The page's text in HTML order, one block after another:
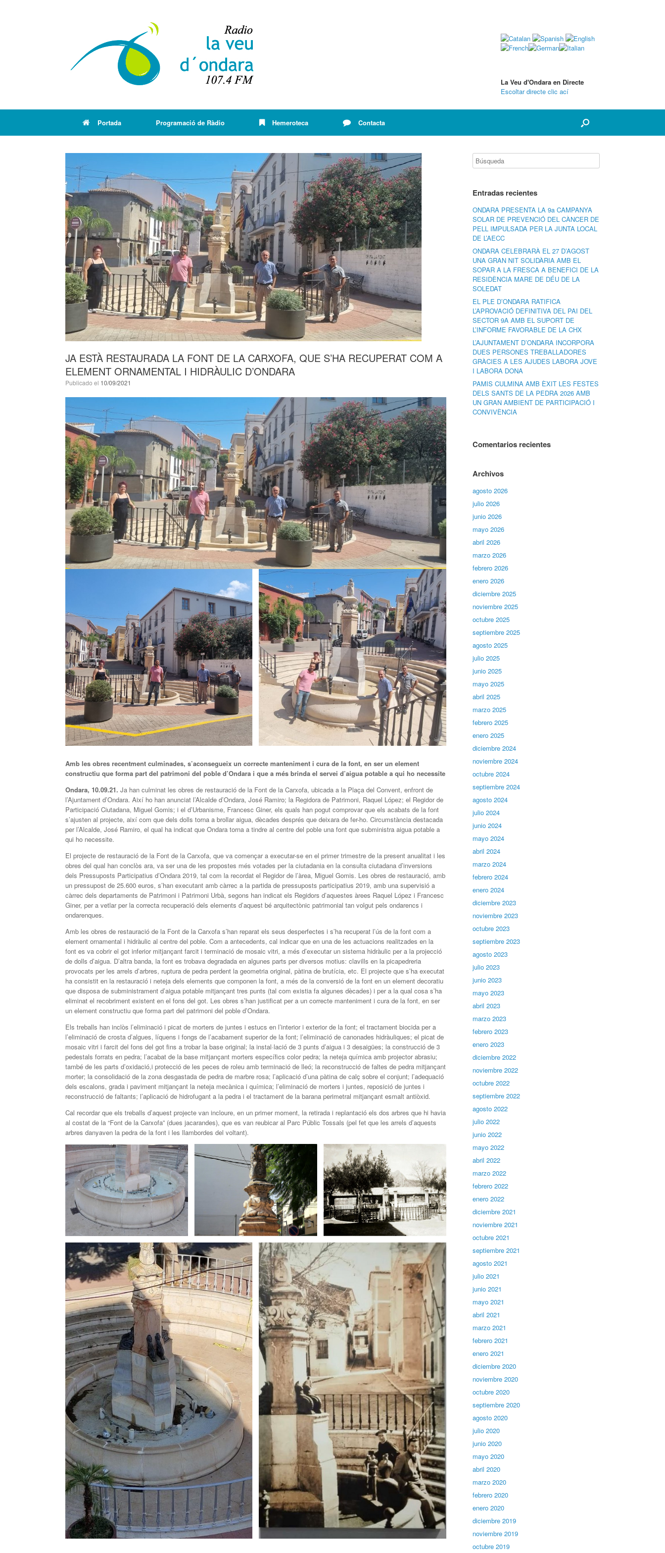
La Veu d'Ondara en Directe
Escoltar directe clic ací
Portada Programació de Ràdio Hemeroteca Contacta
JA ESTÀ RESTAURADA LA FONT DE LA CARXOFA, QUE S’HA RECUPERAT COM A
ELEMENT ORNAMENTAL I HIDRÀULIC D’ONDARA
Publicado el 10/09/2021
Amb les obres recentment culminades, s’aconsegueix un correcte manteniment i cura de la font, en ser un element
constructiu que forma part del patrimoni del poble d’Ondara i que a més brinda el servei d’aigua potable a qui ho necessite
Ondara, 10.09.21. Ja han culminat les obres de restauració de la Font de la Carxofa, ubicada a la Plaça del Convent, enfront de
l’Ajuntament d’Ondara. Així ho han anunciat l’Alcalde d’Ondara, José Ramiro; la Regidora de Patrimoni, Raquel López; el Regidor de
Participació Ciutadana, Miguel Gomis; i el d’Urbanisme, Francesc Giner, els quals han pogut comprovar que els acabats de la font
s’ajusten al projecte, així com que dels dolls torna a brollar aigua, dècades després que deixara de fer-ho. Circumstància destacada
per l’Alcalde, José Ramiro, el qual ha indicat que Ondara torna a tindre al centre del poble una font que subministra aigua potable a
qui ho necessite.
El projecte de restauració de la Font de la Carxofa, que va començar a executar-se en el primer trimestre de la present anualitat i les
obres del qual han conclòs ara, va ser una de les propostes més votades per la ciutadania en la consulta ciutadana d’inversions
dels Pressuposts Participatius d’Ondara 2019, tal com la recordat el Regidor de l’àrea, Miguel Gomis. Les obres de restauració, amb
un pressupost de 25.600 euros, s’han executant amb càrrec a la partida de pressuposts participatius 2019, amb una supervisió a
càrrec dels departaments de Patrimoni i Patrimoni Urbà, segons han indicat els Regidors d’aquestes àrees Raquel López i Francesc
Giner, per a vetlar per la correcta recuperació dels elements d’aquest bé arquitectònic patrimonial tan volgut pels ondarencs i
ondarenques.
Amb les obres de restauració de la Font de la Carxofa s’han reparat els seus desperfectes i s’ha recuperat l’ús de la font com a
element ornamental i hidràulic al centre del poble. Com a antecedents, cal indicar que en una de les actuacions realitzades en la
font es va cobrir el got inferior mitjançant farcit i terminació de mosaic vitri, a més d’executar un sistema hidràulic per a la projecció
de dolls d’aigua. D’altra banda, la font es trobava degradada en algunes parts per diversos motius: clavills en la picapedreria
provocats per les arrels d’arbres, ruptura de pedra perdent la geometria original, pàtina de brutícia, etc. El projecte que s’ha executat
ha consistit en la restauració i neteja dels elements que componen la font, a més de la conversió de la font en un element decoratiu
que disposa de subministrament d’aigua potable mitjançant tres punts (tal com existia fa algunes dècades) i per a la qual cosa s’ha
eliminat el recobriment existent en el fons del got. Les obres s’han justificat per a un correcte manteniment i cura de la font, en ser
un element constructiu que forma part del patrimoni del poble d’Ondara.
Els treballs han inclòs l’eliminació i picat de morters de juntes i estucs en l’interior i exterior de la font; el tractament biocida per a
l’eliminació de crosta d’algues, líquens i fongs de l’acabament superior de la font; l’eliminació de canonades hidràuliques; el picat de
mosaic vitri i farcit del fons del got fins a trobar la base original; la instal·lació de 3 punts d’aigua i 3 desaigües; la construcció de 3
pedestals forrats en pedra; l’acabat de la base mitjançant morters específics color pedra; la neteja química amb projector abrasiu;
també de les parts d’oxidació,i protecció de les peces de roleu amb terminació de lleó; la reconstrucció de faltes de pedra mitjançant
morter; la consolidació de la zona desgastada de pedra de marbre rosa; l’aplicació d’una pàtina de calç sobre el conjunt; l’adequació
dels escalons, grada i paviment mitjançant la neteja mecànica i química; l’eliminació de morters i juntes, reposició de juntes i
reconstrucció de faltants; l’aplicació de hidrofugant a la pedra i el tractament de la barana perimetral mitjançant esmalt antiòxid.
Cal recordar que els treballs d’aquest projecte van incloure, en un primer moment, la retirada i replantació els dos arbres que hi havia
al costat de la “Font de la Carxofa” (dues jacarandes), que es van reubicar al Parc Públic Tossals (pel fet que les arrels d’aquests
arbres danyaven la pedra de la font i les llambordes del voltant).
Entradas recientes
ONDARA PRESENTA LA 9a CAMPANYA
SOLAR DE PREVENCIÓ DEL CÀNCER DE
PELL IMPULSADA PER LA JUNTA LOCAL
DE L’AECC
ONDARA CELEBRARÀ EL 27 D’AGOST
UNA GRAN NIT SOLIDÀRIA AMB EL
SOPAR A LA FRESCA A BENEFICI DE LA
RESIDÈNCIA MARE DE DÉU DE LA
SOLEDAT
EL PLE D’ONDARA RATIFICA
L’APROVACIÓ DEFINITIVA DEL PAI DEL
SECTOR 9A AMB EL SUPORT DE
L’INFORME FAVORABLE DE LA CHX
L’AJUNTAMENT D’ONDARA INCORPORA
DUES PERSONES TREBALLADORES
GRÀCIES A LES AJUDES LABORA JOVE
I LABORA DONA
PAMIS CULMINA AMB ÈXIT LES FESTES
DELS SANTS DE LA PEDRA 2026 AMB
UN GRAN AMBIENT DE PARTICIPACIÓ I
CONVIVÈNCIA
Comentarios recientes
Archivos
agosto 2026
julio 2026
junio 2026
mayo 2026
abril 2026
marzo 2026
febrero 2026
enero 2026
diciembre 2025
noviembre 2025
octubre 2025
septiembre 2025
agosto 2025
julio 2025
junio 2025
mayo 2025
abril 2025
marzo 2025
febrero 2025
enero 2025
diciembre 2024
noviembre 2024
octubre 2024
septiembre 2024
agosto 2024
julio 2024
junio 2024
mayo 2024
abril 2024
marzo 2024
febrero 2024
enero 2024
diciembre 2023
noviembre 2023
octubre 2023
septiembre 2023
agosto 2023
julio 2023
junio 2023
mayo 2023
abril 2023
marzo 2023
febrero 2023
enero 2023
diciembre 2022
noviembre 2022
octubre 2022
septiembre 2022
agosto 2022
julio 2022
junio 2022
mayo 2022
abril 2022
marzo 2022
febrero 2022
enero 2022
diciembre 2021
noviembre 2021
octubre 2021
septiembre 2021
agosto 2021
julio 2021
junio 2021
mayo 2021
abril 2021
marzo 2021
febrero 2021
enero 2021
diciembre 2020
noviembre 2020
octubre 2020
septiembre 2020
agosto 2020
julio 2020
junio 2020
mayo 2020
abril 2020
marzo 2020
febrero 2020
enero 2020
diciembre 2019
noviembre 2019
octubre 2019